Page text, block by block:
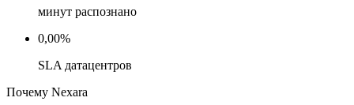
минут распознано
0,00%
SLA датацентров
Почему Nexara